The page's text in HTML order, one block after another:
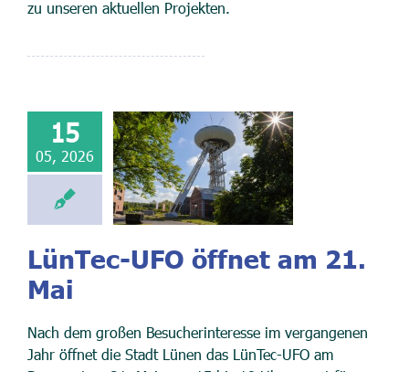
zu unseren aktuellen Projekten.
15
05, 2026
LünTec-UFO öffnet am 21.
Mai
Nach dem großen Besucherinteresse im vergangenen
Jahr öffnet die Stadt Lünen das LünTec-UFO am